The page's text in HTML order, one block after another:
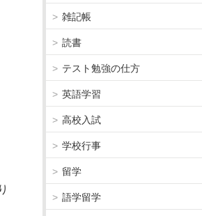
雑記帳
読書
テスト勉強の仕方
英語学習
高校入試
学校行事
留学
語学留学